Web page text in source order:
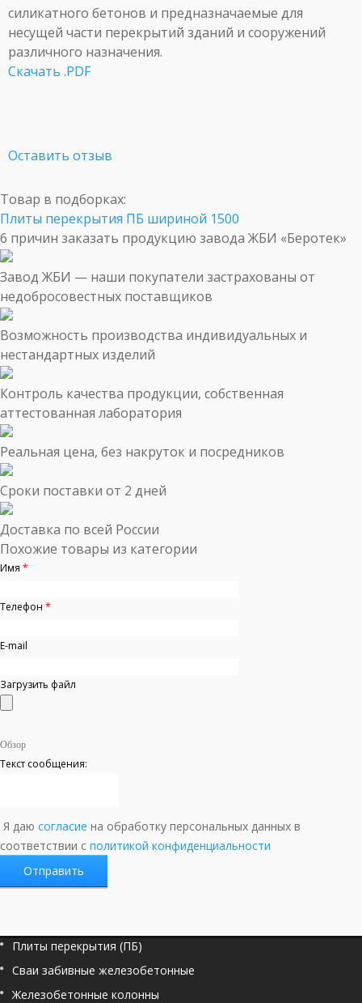
силикатного бетонов и предназначаемые для
несущей части перекрытий зданий и сооружений
различного назначения.
Скачать .PDF
Оставить отзыв
Товар в подборках:
Плиты перекрытия ПБ шириной 1500
6 причин заказать продукцию завода ЖБИ «Беротек»
Завод ЖБИ — наши покупатели застрахованы от
недобросовестных поставщиков
Возможность производства индивидуальных и
нестандартных изделий
Контроль качества продукции, собственная
аттестованная лаборатория
Реальная цена, без накруток и посредников
Сроки поставки от 2 дней
Доставка по всей России
Похожие товары из категории
Имя *
Телефон *
E-mail
Загрузить файл
Обзор
Текст сообщения:
Я даю согласие на обработку персональных данных в
соответствии с политикой конфиденциальности
Плиты перекрытия (ПБ)
Сваи забивные железобетонные
Железобетонные колонны